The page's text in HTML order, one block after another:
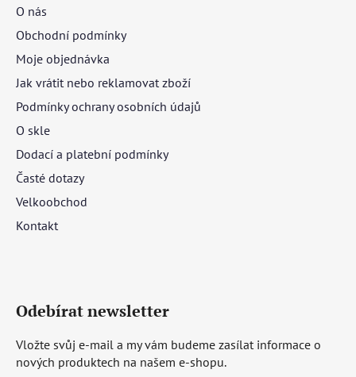
O nás
Obchodní podmínky
Moje objednávka
Jak vrátit nebo reklamovat zboží
Podmínky ochrany osobních údajů
O skle
Dodací a platební podmínky
Časté dotazy
Velkoobchod
Kontakt
Odebírat newsletter
Vložte svůj e-mail a my vám budeme zasílat informace o
nových produktech na našem e-shopu.